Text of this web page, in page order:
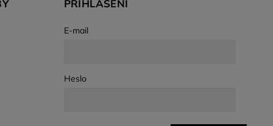
PŘIHLÁŠENÍ
E-mail
Heslo